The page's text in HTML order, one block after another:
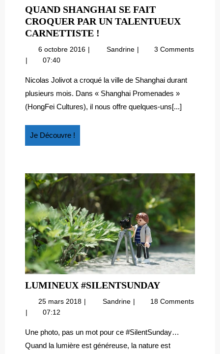
QUAND SHANGHAI SE FAIT
CROQUER PAR UN TALENTUEUX
CARNETTISTE !
SHANGHAI
CROQUER
PAR
UN
6 octobre 2016 6
Sandrine Quand
fait
croquer
un
3 Comments
07:40
Nicolas Jolivot a croqué la ville de Shanghai durant
plusieurs mois. Dans « Shanghai Promenades »
(HongFei Cultures), il nous offre quelques-uns[...]
Je Découvre !
Découvre
LUMINEUX #SILENTSUNDAYLUMINEUX
25 mars 2018 25
Sandrine Lumineux18 Comments
07:12
Une photo, pas un mot pour ce #SilentSunday…
Quand la lumière est généreuse, la nature est